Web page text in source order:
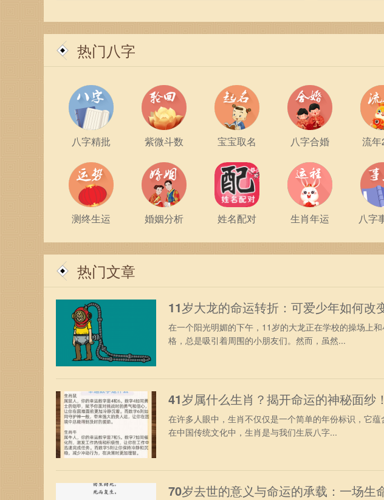
热门八字
八字精批 紫微斗数 宝宝取名 八字合婚 流
测终生运 婚姻分析 姓名配对 生肖年运 八字
热门文章
11岁大龙的命运转折：可爱少年如何改
在一个阳光明媚的下午，11岁的大龙正在学校的操场上
格，总是吸引着周围的小朋友们。然而，虽然...
41岁属什么生肖？揭开命运的神秘面纱！
在许多人眼中，生肖不仅仅是一个简单的年份标识，它
在中国传统文化中，生肖是与我们生辰八字...
70岁去世的意义与命运的承载：一场生